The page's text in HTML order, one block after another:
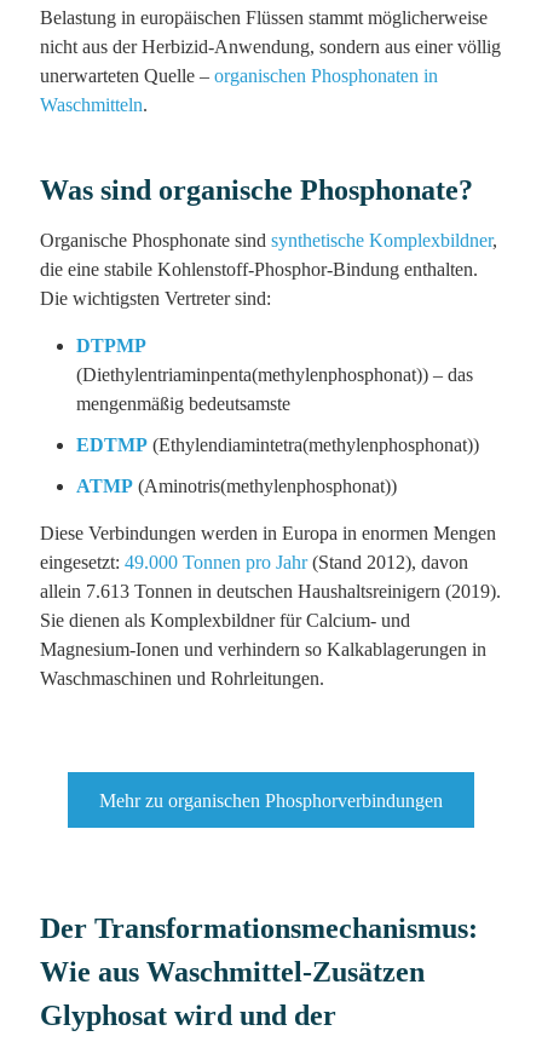
Belastung in europäischen Flüssen stammt möglicherweise
nicht aus der Herbizid-Anwendung, sondern aus einer völlig
unerwarteten Quelle – organischen Phosphonaten in
Waschmitteln.
Was sind organische Phosphonate?
Organische Phosphonate sind synthetische Komplexbildner,
die eine stabile Kohlenstoff-Phosphor-Bindung enthalten.
Die wichtigsten Vertreter sind:
DTPMP
(Diethylentriaminpenta(methylenphosphonat)) – das
mengenmäßig bedeutsamste
EDTMP (Ethylendiamintetra(methylenphosphonat))
ATMP (Aminotris(methylenphosphonat))
Diese Verbindungen werden in Europa in enormen Mengen
eingesetzt: 49.000 Tonnen pro Jahr(Stand 2012), davon
allein 7.613 Tonnen in deutschen Haushaltsreinigern (2019).
Sie dienen als Komplexbildner für Calcium- und
Magnesium-Ionen und verhindern so Kalkablagerungen in
Waschmaschinen und Rohrleitungen.
Mehr zu organischen Phosphorverbindungen
Der Transformationsmechanismus:
Wie aus Waschmittel-Zusätzen
Glyphosat wird und der